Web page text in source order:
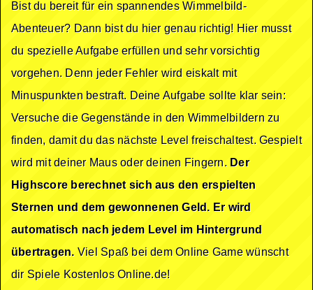
Bist du bereit für ein spannendes Wimmelbild-
Abenteuer? Dann bist du hier genau richtig! Hier musst
du spezielle Aufgabe erfüllen und sehr vorsichtig
vorgehen. Denn jeder Fehler wird eiskalt mit
Minuspunkten bestraft. Deine Aufgabe sollte klar sein:
Versuche die Gegenstände in den Wimmelbildern zu
finden, damit du das nächste Level freischaltest. Gespielt
wird mit deiner Maus oder deinen Fingern. Der
Highscore berechnet sich aus den erspielten
Sternen und dem gewonnenen Geld. Er wird
automatisch nach jedem Level im Hintergrund
übertragen. Viel Spaß bei dem Online Game wünscht
dir Spiele Kostenlos Online.de!